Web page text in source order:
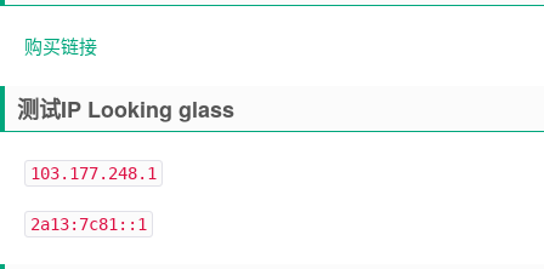
购买链接
测试IP Looking glass
103.177.248.1
2a13:7c81::1